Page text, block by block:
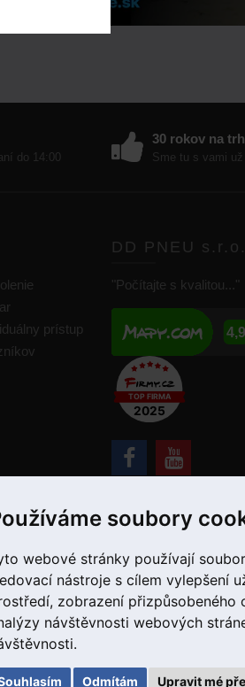
soubory
webové stránky používají
nástroje s cílem vylepšení
zobrazení přizpůsobeného
návštěvnosti webových
Odmítám Upravit mé
do 14:00
30 rokov na
Sme tu s vami už
prístup
DD PNEU s.r.o.
"Počítajte s kvalitou..."